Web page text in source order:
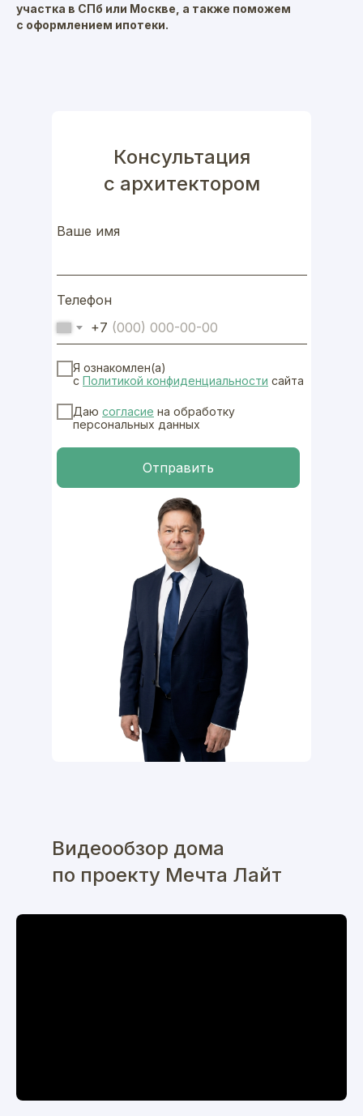
участка в СПб или Москве, а также поможем
с оформлением ипотеки.
Консультация
с архитектором
Ваше имя
Телефон
+7
Я ознакомлен(а)
с Политикой конфиденциальноcти сайта
Даю согласие на обработку
персональных данных
Отправить
Видеообзор дома
по проекту Мечта Лайт